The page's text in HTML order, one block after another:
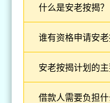
借款人需要负担什
安老按揭计划的
谁有资格申请安老
什么是安老按揭？